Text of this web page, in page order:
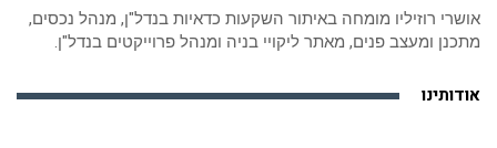
אושרי רוזיליו מומחה באיתור השקעות כדאיות בנדל"ן, מנהל נכסים,
מתכנן ומעצב פנים, מאתר ליקויי בניה ומנהל פרוייקטים בנדל"ן.
אודותינו